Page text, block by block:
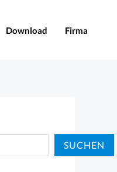
Download Firma
SUCHEN